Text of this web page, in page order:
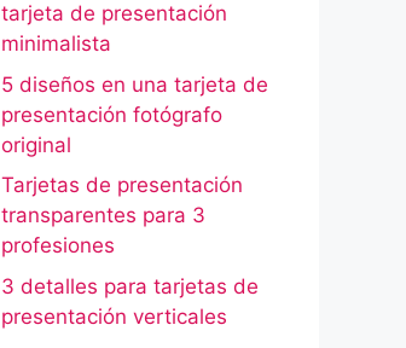
tarjeta de presentación
minimalista
5 diseños en una tarjeta de
presentación fotógrafo
original
Tarjetas de presentación
transparentes para 3
profesiones
3 detalles para tarjetas de
presentación verticales